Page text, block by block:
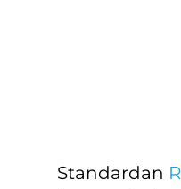
Standardan